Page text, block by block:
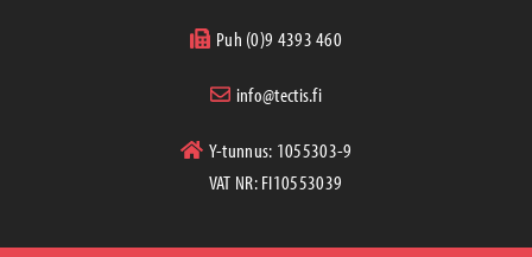
Puh (0)9 4393 460
info@tectis.fi
Y-tunnus: 1055303-9
VAT NR: FI10553039